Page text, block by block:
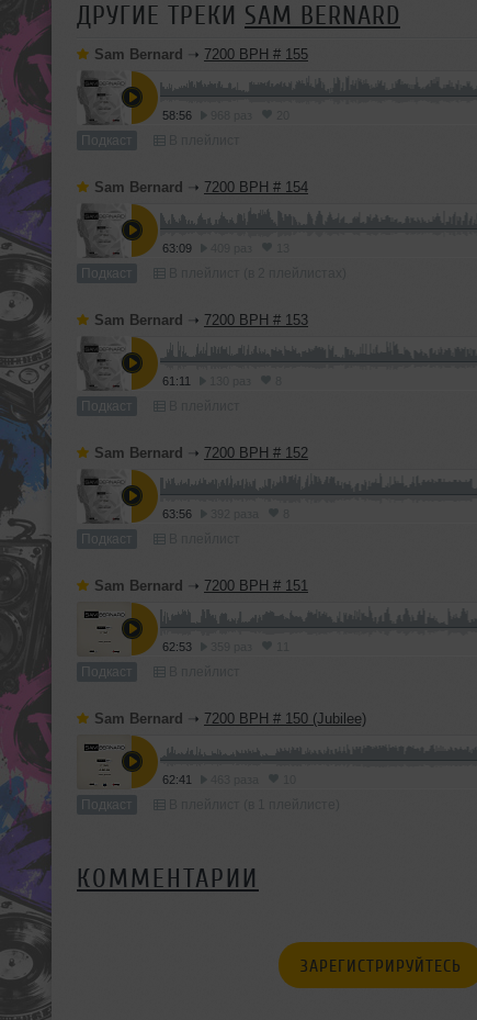
ДРУГИЕ ТРЕКИ SAM BERNARD
Sam Bernard ➝ 7200 BPH # 155
58:56
Подкаст
Sam Bernard ➝ 7200 BPH # 154
63:09
Подкаст
Sam Bernard ➝ 7200 BPH # 153
61:11
Подкаст
Sam Bernard ➝ 7200 BPH # 152
63:56
Подкаст
Sam Bernard ➝ 7200 BPH # 151
62:53
Подкаст
Sam Bernard ➝ 7200 BPH # 150 (Jubilee)
62:41
Подкаст
КОММЕНТАРИИ
ЗАРЕГИСТРИРУЙТЕСЬ